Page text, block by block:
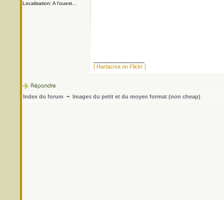
Localisation: A l'ouest...
[ Hartacnut on Flickr ]
Index du forum ~ Images du petit et du moyen format (non cheap)